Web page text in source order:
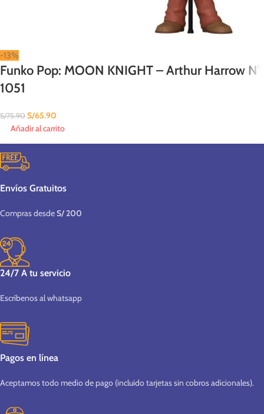
-13%
Funko Pop: MOON KNIGHT – Arthur Harrow N°
1051
S/75.90 S/65.90
Añadir al carrito
Envíos Gratuitos
Compras desdeS/ 200
24/7 A tu servicio
Escríbenos al whatsapp
Pagos en línea
Aceptamos todo medio de pago (incluido tarjetas sin cobros adicionales).